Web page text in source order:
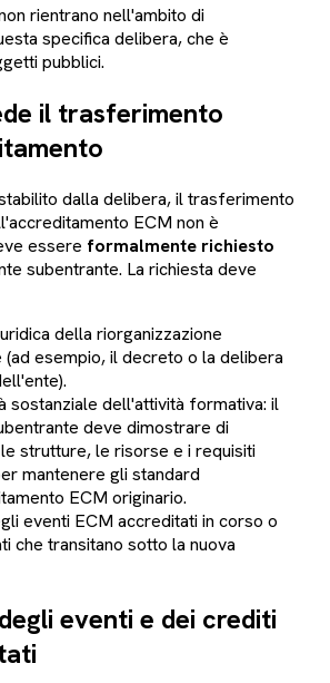
rientrano nell'ambito di
specifica delibera, che è
pubblici.
il trasferimento
dalla delibera, il trasferimento
ECM non è
essere formalmente richiesto
subentrante. La richiesta deve
della riorganizzazione
(ad esempio, il decreto o la delibera
sostanziale dell'attività formativa: il
deve dimostrare di
strutture, le risorse e i requisiti
mantenere gli standard
ECM originario.
eventi ECM accreditati in corso o
che transitano sotto la nuova
eventi e dei crediti